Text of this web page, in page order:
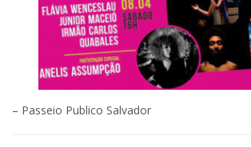
– Passeio Publico Salvador